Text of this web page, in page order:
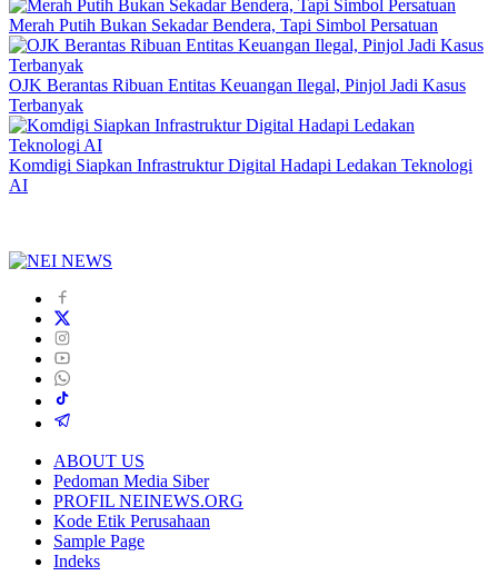
Merah Putih Bukan Sekadar Bendera, Tapi Simbol Persatuan
OJK Berantas Ribuan Entitas Keuangan Ilegal, Pinjol Jadi Kasus
Terbanyak
Komdigi Siapkan Infrastruktur Digital Hadapi Ledakan Teknologi
AI
ABOUT US
Pedoman Media Siber
PROFIL NEINEWS.ORG
Kode Etik Perusahaan
Sample Page
Indeks